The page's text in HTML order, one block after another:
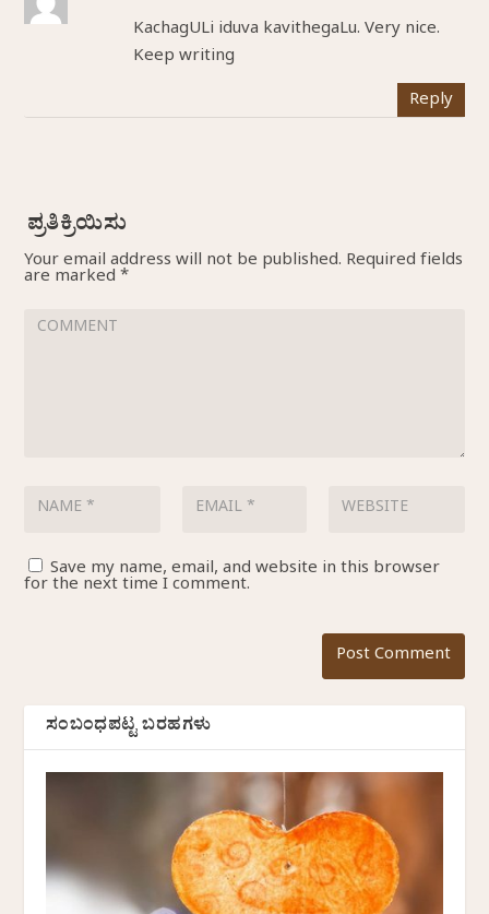
KachagULi iduva kavithegaLu. Very nice.
Keep writing
Reply
Your email address will not be published. Required fields
are marked *
Save my name, email, and website in this browser
for the next time I comment.
ಸಂಬಂಧಪಟ್ಟ ಬರಹಗಳು